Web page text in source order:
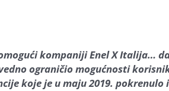
kompaniji Enel X Italija…
ograničio mogućnosti
koje je u maju 2019. pokrenulo